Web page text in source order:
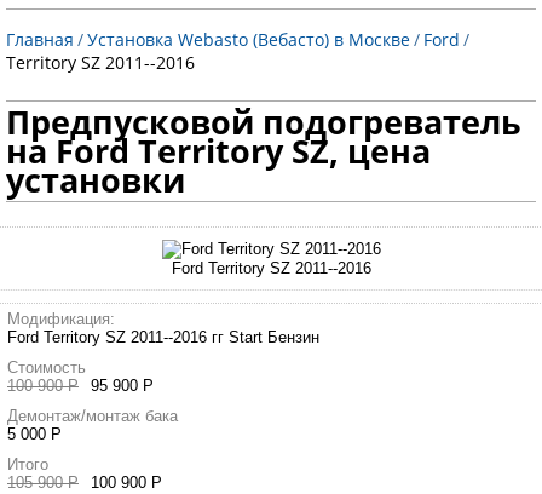
Главная /Установка Webasto (Вебасто) в Москве/ Ford /
Territory SZ 2011--2016
Предпусковой подогреватель
на Ford Territory SZ, цена
установки
Ford Territory SZ 2011--2016
Модификация:
Ford Territory SZ 2011--2016 гг Start Бензин
Стоимость
100 900 Р
95 900 Р
Демонтаж/монтаж бака
5 000 Р
Итого
105 900 Р
100 900 Р